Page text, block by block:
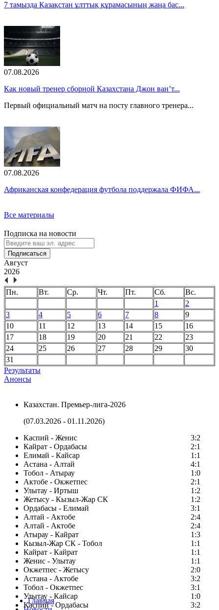
7 тамызда Қазақстан ұлттық құрамасының жаңа бас...
07.08.2026
Как новый тренер сборной Казахстана Джон ван’т...
Первый официальный матч на посту главного тренера...
07.08.2026
Африканская конфедерация футбола поддержала ФИФА...
Все материалы
Подписка на новости
Подписаться
Август
2026
Пн. Вт. Ср. Чт. Пт. Сб.
Вс.
1
2
3
4 5 6 7 8
9
10
11 12 13 14 15
16
17
18 19 20 21 22
23
24
25 26 27 28 29
30
31
Результаты
Анонсы
Казахстан. Премьер-лига-2026
(07.03.2026 - 01.11.2026)
Каспий - Женис
3:2
Кайрат - Ордабасы
2:1
Елимай - Кайсар
1:1
Астана - Алтай
4:1
Тобол - Атырау
1:0
Актобе - Окжетпес
2:1
Улытау - Иртыш
1:2
Жетысу - Кызыл-Жар СК
1:2
Ордабасы - Елимай
3:1
Алтай - Актобе
2:4
Алтай - Актобе
2:4
Атырау - Кайрат
1:3
Кызыл-Жар СК - Тобол
1:1
Кайрат - Кайрат
1:1
Женис - Улытау
1:1
Окжетпес - Жетысу
2:0
Астана - Актобе
3:2
Тобол - Окжетпес
3:1
Улытау - Кайсар
1:0
Каспий - Ордабасы
3:2
Главная